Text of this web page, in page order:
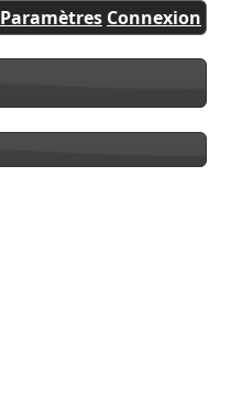
Paramètres Connexion